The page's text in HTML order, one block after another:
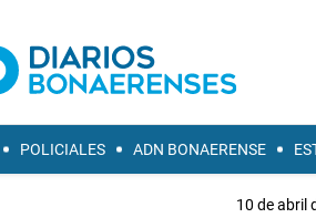
POLICIALES ADN BONAERENSE
10 de abril